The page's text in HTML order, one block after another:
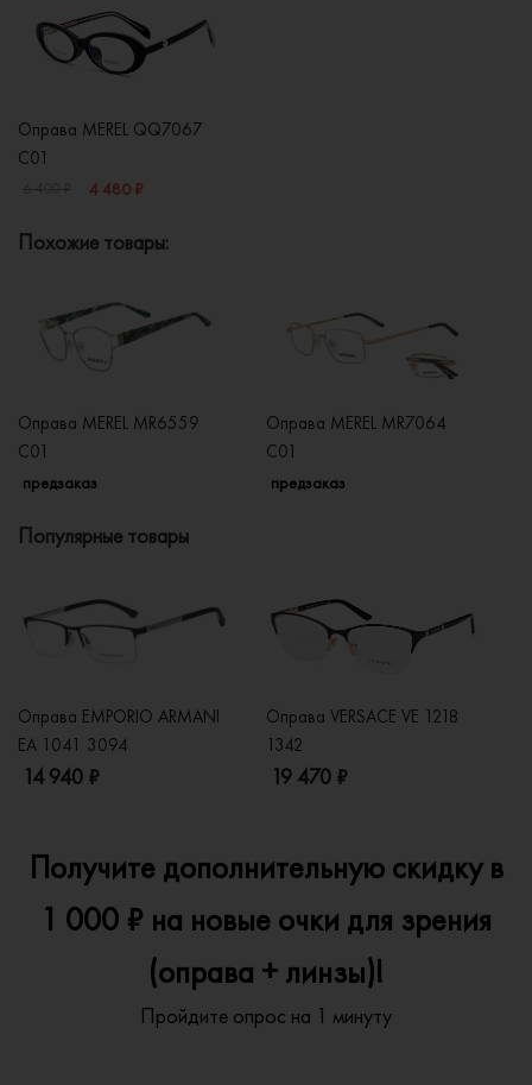
Оправа MEREL QQ7067
C01
4 480 ₽
Похожие товары:
Оправа MEREL MR6559
C01
предзаказ
Оправа MEREL MR7064
C01
предзаказ
Популярные товары
Оправа EMPORIO ARMANI
EA 1041 3094
14 940 ₽
Оправа VERSACE VE 1218
1342
19 470 ₽
Получите дополнительную скидку в
1 000 ₽ на новые очки для зрения
(оправа + линзы)!
Пройдите опрос на 1 минуту